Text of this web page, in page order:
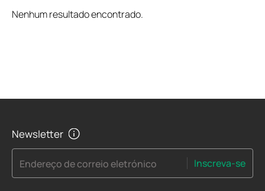
Nenhum resultado encontrado.
Newsletter
Endereço de correio eletrónico Inscreva-se